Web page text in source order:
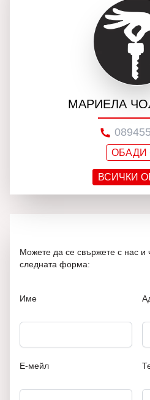
МАРИЕЛА
ОБАДИ
ВСИЧКИ
Можете да се свържете с нас и
следната форма:
Име
Е-мейл